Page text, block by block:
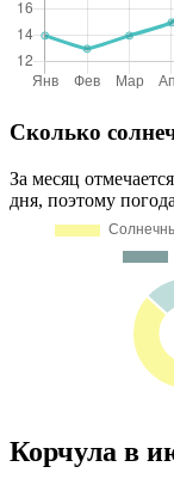
Сколько
За месяц
дня, поэтому
Корчула в